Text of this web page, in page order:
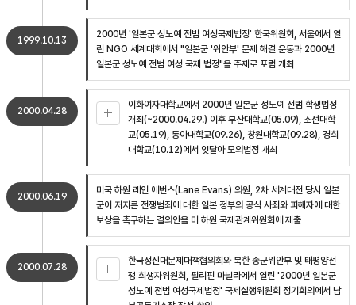
1999.10.13
2000년 '일본군 성노예 전범 여성국제법정' 한국위원회, 서울에서 열
린 NGO 세계대회에서 "일본군 '위안부' 문제 해결 운동과 2000년
일본군 성노예 전범 여성 국제 법정"을 주제로 포럼 개최
2000.04.28
이화여자대학교에서 2000년 일본군 성노예 전범 학생법정
개최(~2000.04.29.) 이후 부산대학교(05.09), 조선대학
교(05.19), 동아대학교(09.26), 창원대학교(09.28), 경희
대학교(10.12)에서 잇달아 모의법정 개최
2000.06.19
미국 하원 레인 에번스(Lane Evans) 의원, 2차 세계대전 당시 일본
군이 저지른 전쟁범죄에 대한 일본 정부의 공식 사죄와 피해자에 대한
보상을 촉구하는 결의안을 미 하원 국제관계위원회에 제출
2000.07.28
한국정신대문제대책협의회와 북한 종군위안부 및 태평양전
쟁 희생자위원회, 필리핀 마닐라에서 열린 '2000년 일본군
성노예 전범 여성국제법정' 국제실행위원회 정기회의에서 남